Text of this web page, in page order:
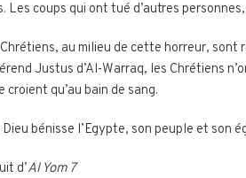
Les coups qui ont tué d’autres
au milieu de cette horreur,
Justus d’Al-Warraq, les Chrétiens
croient qu’au bain de sang.
Dieu bénisse l’Egypte, son peuple et son
d’Al Yom 7